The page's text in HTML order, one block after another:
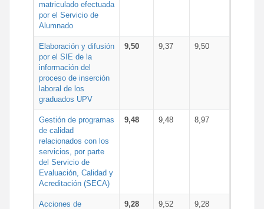
matriculado efectuada
por el Servicio de
Alumnado
Elaboración y difusión
por el SIE de la
información del
proceso de inserción
laboral de los
graduados UPV
9,50 9,37 9,50
Gestión de programas
de calidad
relacionados con los
servicios, por parte
del Servicio de
Evaluación, Calidad y
Acreditación (SECA)
9,48 9,48 8,97
Acciones de
9,28 9,52 9,28